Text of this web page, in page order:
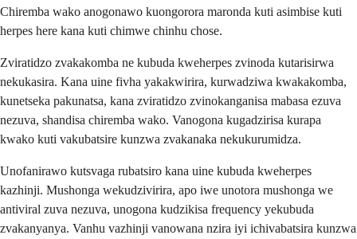
Chiremba wako anogonawo kuongorora maronda kuti asimbise kuti
herpes here kana kuti chimwe chinhu chose.
Zviratidzo zvakakomba ne kubuda kweherpes zvinoda kutarisirwa
nekukasira. Kana uine fivha yakakwirira, kurwadziwa kwakakomba,
kunetseka pakunatsa, kana zviratidzo zvinokanganisa mabasa ezuva
nezuva, shandisa chiremba wako. Vanogona kugadzirisa kurapa
kwako kuti vakubatsire kunzwa zvakanaka nekukurumidza.
Unofanirawo kutsvaga rubatsiro kana uine kubuda kweherpes
kazhinji. Mushonga wekudzivirira, apo iwe unotora mushonga we
antiviral zuva nezuva, unogona kudzikisa frequency yekubuda
zvakanyanya. Vanhu vazhinji vanowana nzira iyi ichivabatsira kunzwa